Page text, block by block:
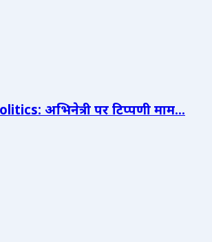
अभिनेत्री पर टिप्पणी माम...